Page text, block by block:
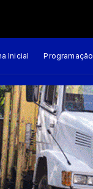
Inicial Programação